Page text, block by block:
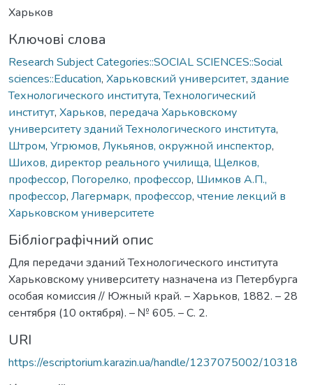
Харьков
Ключові слова
Research Subject Categories::SOCIAL SCIENCES::Social
sciences::Education, Харьковский университет, здание
Технологического института,Технологический
институт, Харьков, передача Харьковскому
университету зданий Технологического института,
Штром, Угрюмов, Лукьянов, окружной инспектор,
Шихов, директор реального училища, Щелков,
профессор, Погорелко, профессор, Шимков А.П.,
профессор, Лагермарк, профессор, чтение лекций в
Харьковском университете
Бібліографічний опис
Для передачи зданий Технологического института
Харьковскому университету назначена из Петербурга
особая комиссия // Южный край. – Харьков, 1882. – 28
сентября (10 октября). – № 605. – С. 2.
URI
https://escriptorium.karazin.ua/handle/1237075002/10318